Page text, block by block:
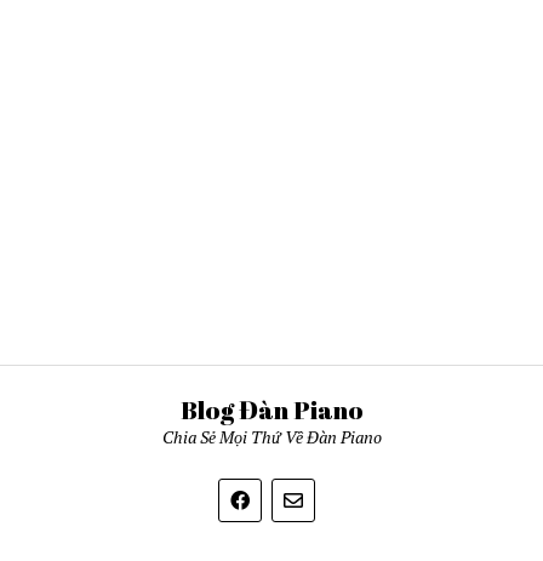
Blog Đàn Piano
Chia Sẻ Mọi Thứ Về Đàn Piano